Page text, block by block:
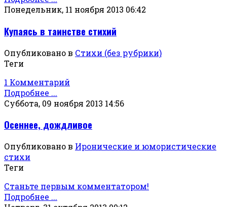
Понедельник, 11 ноября 2013 06:42
Купаясь в таинстве стихий
Опубликовано в Стихи (без рубрики)
Теги
1 Комментарий
Подробнее ...
Суббота, 09 ноября 2013 14:56
Осеннее, дождливое
Опубликовано в Иронические и юмористические
стихи
Теги
Станьте первым комментатором!
Подробнее ...